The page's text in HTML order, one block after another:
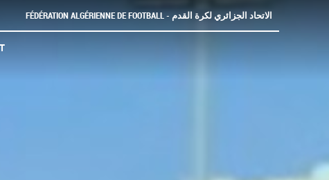
FÉDÉRATION ALGÉRIENNE DE FOOTBALL - الاتحاد الجزائري لكرة القدم